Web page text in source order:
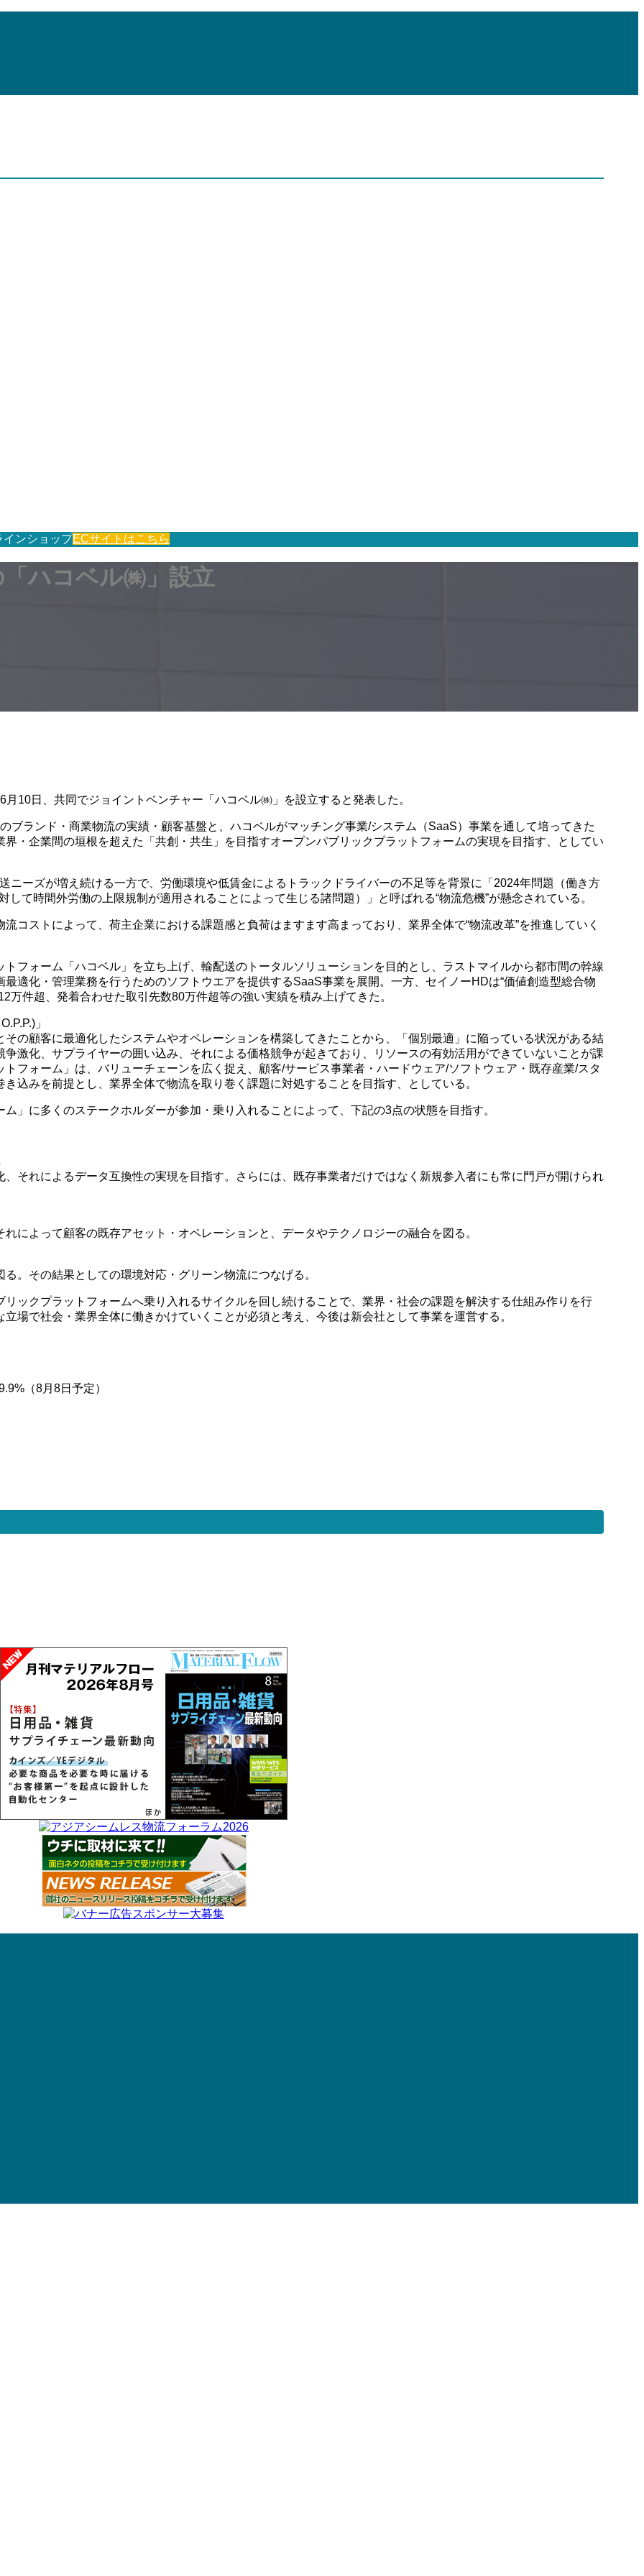
インショップECサイトはこちら
ハコベル㈱」設立
10日、共同でジョイントベンチャー「ハコベル㈱」を設立すると発表した。
ブランド・商業物流の実績・顧客基盤と、ハコベルがマッチング事業/システム（SaaS）事業を通して培ってきた
・企業間の垣根を超えた「共創・共生」を目指すオープンパブリックプラットフォームの実現を目指す、としてい
ニーズが増え続ける一方で、労働環境や低賃金によるトラックドライバーの不足等を背景に「2024年問題（働き方
て時間外労働の上限規制が適用されることによって生じる諸問題）」と呼ばれる“物流危機”が懸念されている。
コストによって、荷主企業における課題感と負荷はますます高まっており、業界全体で“物流改革”を推進していく
フォーム「ハコベル」を立ち上げ、輸配送のトータルソリューションを目的とし、ラストマイルから都市間の幹線
適化・管理業務を行うためのソフトウエアを提供するSaaS事業を展開。一方、セイノーHDは“価値創造型総合物
件超、発着合わせた取引先数80万件超等の強い実績を積み上げてきた。
」
の顧客に最適化したシステムやオペレーションを構築してきたことから、「個別最適」に陥っている状況がある結
激化、サプライヤーの囲い込み、それによる価格競争が起きており、リソースの有効活用ができていないことが課
フォーム」は、バリューチェーンを広く捉え、顧客/サービス事業者・ハードウェア/ソフトウェア・既存産業/スタ
込みを前提とし、業界全体で物流を取り巻く課題に対処することを目指す、としている。
」に多くのステークホルダーが参加・乗り入れることによって、下記の3点の状態を目指す。
それによるデータ互換性の実現を目指す。さらには、既存事業者だけではなく新規参入者にも常に門戸が開けられ
によって顧客の既存アセット・オペレーションと、データやテクノロジーの融合を図る。
。その結果としての環境対応・グリーン物流につなげる。
ックプラットフォームへ乗り入れるサイクルを回し続けることで、業界・社会の課題を解決する仕組み作りを行
場で社会・業界全体に働きかけていくことが必須と考え、今後は新会社として事業を運営する。
（8月8日予定）